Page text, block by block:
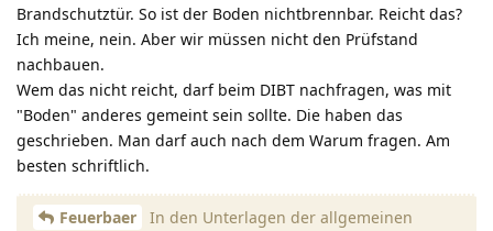
Brandschutztür. So ist der Boden nichtbrennbar. Reicht das?
Ich meine, nein. Aber wir müssen nicht den Prüfstand
nachbauen.
Wem das nicht reicht, darf beim DIBT nachfragen, was mit
"Boden" anderes gemeint sein sollte. Die haben das
geschrieben. Man darf auch nach dem Warum fragen. Am
besten schriftlich.
Feuerbaer
In den Unterlagen der allgemeinen